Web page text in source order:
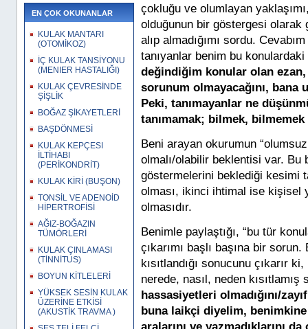
EN ÇOK OKUNANLAR
KULAK MANTARI
(OTOMİKOZ)
İÇ KULAK TANSİYONU
(MENIER HASTALIĞI)
KULAK ÇEVRESİNDE
ŞİŞLİK
BOĞAZ ŞİKAYETLERİ
BAŞDÖNMESİ
KULAK KEPÇESI
İLTİHABI
(PERİKONDRİT)
KULAK KİRİ (BUŞON)
TONSİL VE ADENOİD
HİPERTROFİSİ
AĞIZ-BOĞAZIN
TÜMÖRLERİ
KULAK ÇINLAMASI
(TİNNİTUS)
BOYUN KİTLELERİ
YÜKSEK SESİN KULAK
ÜZERİNE ETKİSİ
(AKUSTİK TRAVMA )
çokluğu ve olumlayan
olduğunun bir göstergesi
alıp almadığımı sordu.
tanıyanlar benim bu
değindiğim konular olan
sorunum olmayacağını,
Peki, tanımayanlar ne
tanımamak; bilmek,
Beni arayan okurumun
olmalı/olabilir beklentisi var.
göstermelerini beklediği kesimi
olması, ikinci ihtimal ise kişisel
olmasıdır.
Benimle paylaştığı, “bu tür
çıkarımı başlı başına bir
kısıtlandığı sonucunu çıkarır
nerede, nasıl, neden
hassasiyetleri olmadığını/
buna laikçi diyelim, benimkine